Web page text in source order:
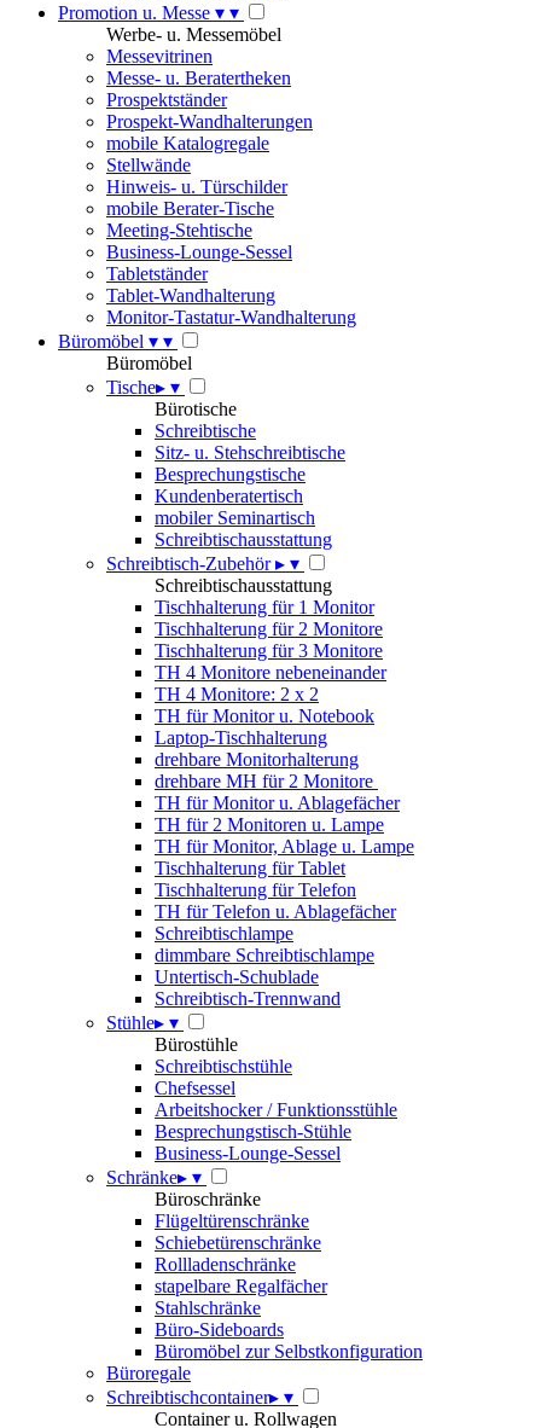
Promotion u. Messe ▾ ▾
Werbe- u. Messemöbel
Messevitrinen
Messe- u. Beratertheken
Prospektständer
Prospekt-Wandhalterungen
mobile Katalogregale
Stellwände
Hinweis- u. Türschilder
mobile Berater-Tische
Meeting-Stehtische
Business-Lounge-Sessel
Tabletständer
Tablet-Wandhalterung
Monitor-Tastatur-Wandhalterung
Büromöbel ▾ ▾
Büromöbel
Tische▸ ▾
Bürotische
Schreibtische
Sitz- u. Stehschreibtische
Besprechungstische
Kundenberatertisch
mobiler Seminartisch
Schreibtischausstattung
Schreibtisch-Zubehör▸ ▾
Schreibtischausstattung
Tischhalterung für 1 Monitor
Tischhalterung für 2 Monitore
Tischhalterung für 3 Monitore
TH 4 Monitore nebeneinander
TH 4 Monitore: 2 x 2
TH für Monitor u. Notebook
Laptop-Tischhalterung
drehbare Monitorhalterung
drehbare MH für 2 Monitore
TH für Monitor u. Ablagefächer
TH für 2 Monitoren u. Lampe
TH für Monitor, Ablage u. Lampe
Tischhalterung für Tablet
Tischhalterung für Telefon
TH für Telefon u. Ablagefächer
Schreibtischlampe
dimmbare Schreibtischlampe
Untertisch-Schublade
Schreibtisch-Trennwand
Stühle▸ ▾
Bürostühle
Schreibtischstühle
Chefsessel
Arbeitshocker / Funktionsstühle
Besprechungstisch-Stühle
Business-Lounge-Sessel
Schränke▸ ▾
Büroschränke
Flügeltürenschränke
Schiebetürenschränke
Rollladenschränke
stapelbare Regalfächer
Stahlschränke
Büro-Sideboards
Büromöbel zur Selbstkonfiguration
Büroregale
Schreibtischcontainer▸ ▾
Container u. Rollwagen